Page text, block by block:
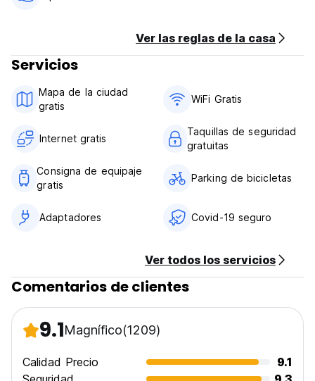
Ver las reglas de la casa
Servicios
Mapa de la ciudad
gratis
WiFi Gratis
Internet gratis
Taquillas de seguridad
gratuitas
Consigna de equipaje
gratis
Parking de bicicletas
Adaptadores Covid-19 seguro
Ver todos los servicios
Comentarios de clientes
9.1Magnífico(1209)
Calidad Precio
9.1